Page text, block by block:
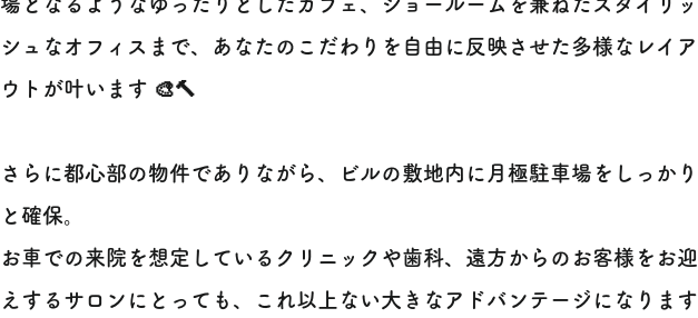
シュなオフィスまで、あなたのこだわりを自由に反映させた多様なレイア
ウトが叶います 🎨🔨
さらに都心部の物件でありながら、ビルの敷地内に月極駐車場をしっかり
と確保。
お車での来院を想定しているクリニックや歯科、遠方からのお客様をお迎
えするサロンにとっても、これ以上ない大きなアドバンテージになります